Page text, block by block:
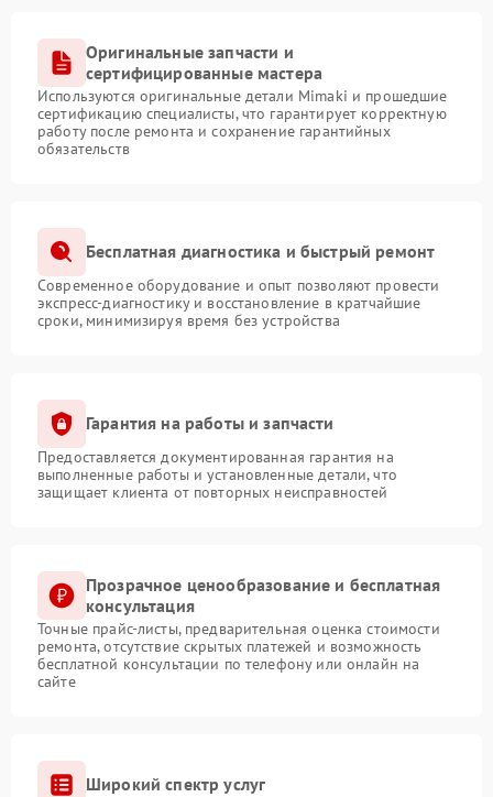
Оригинальные запчасти и
сертифицированные мастера
Используются оригинальные детали Mimaki и прошедшие
сертификацию специалисты, что гарантирует корректную
работу после ремонта и сохранение гарантийных
обязательств
Бесплатная диагностика и быстрый ремонт
Современное оборудование и опыт позволяют провести
экспресс-диагностику и восстановление в кратчайшие
сроки, минимизируя время без устройства
Гарантия на работы и запчасти
Предоставляется документированная гарантия на
выполненные работы и установленные детали, что
защищает клиента от повторных неисправностей
Прозрачное ценообразование и бесплатная
консультация
Точные прайс-листы, предварительная оценка стоимости
ремонта, отсутствие скрытых платежей и возможность
бесплатной консультации по телефону или онлайн на
сайте
Широкий спектр услуг